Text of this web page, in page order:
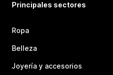
Principales sectores
Ropa
Belleza
Joyería y accesorios